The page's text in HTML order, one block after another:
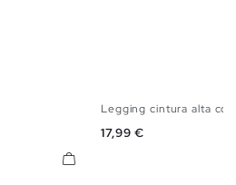
Legging cintura alta
Preço
17,99 €